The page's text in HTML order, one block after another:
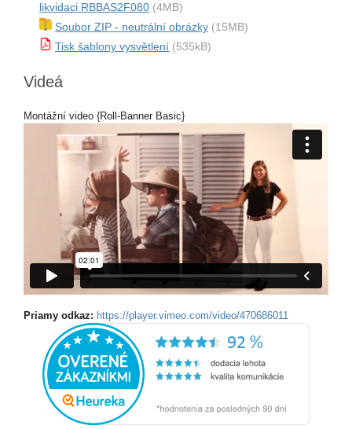
likvidaci RBBAS2F080 (4MB)
Soubor ZIP - neutrální obrázky (15MB)
Tisk šablony vysvětlení (535kB)
Videá
Montážní video {Roll-Banner Basic}
Priamy odkaz: https://player.vimeo.com/video/470686011